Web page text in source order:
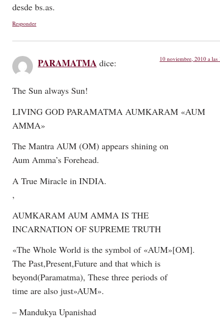
desde bs.as.
Responder
PARAMATMA dice: 10 noviembre, 2010 a las
The Sun always Sun!
LIVING GOD PARAMATMA AUMKARAM «AUM
AMMA»
The Mantra AUM (OM) appears shining on
Aum Amma’s Forehead.
A True Miracle in INDIA.
,
AUMKARAM AUM AMMA IS THE
INCARNATION OF SUPREME TRUTH
«The Whole World is the symbol of «AUM»[OM].
The Past,Present,Future and that which is
beyond(Paramatma), These three periods of
time are also just»AUM».
– Mandukya Upanishad